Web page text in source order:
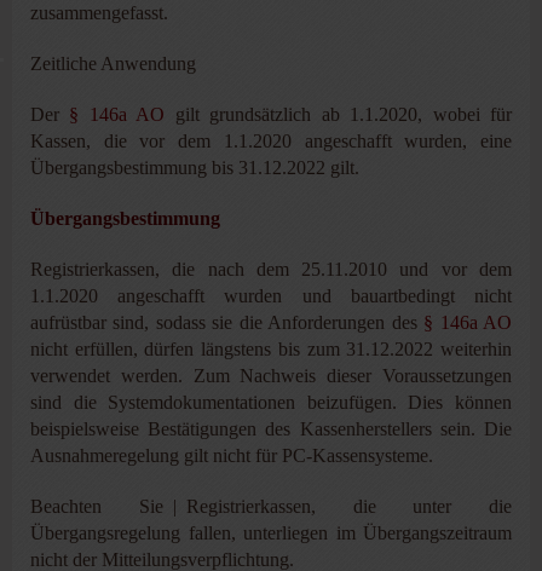
zusammengefasst.
Zeitliche Anwendung
Der § 146a AO gilt grundsätzlich ab 1.1.2020, wobei für
Kassen, die vor dem 1.1.2020 angeschafft wurden, eine
Übergangsbestimmung bis 31.12.2022 gilt.
Übergangsbestimmung
Registrierkassen, die nach dem 25.11.2010 und vor dem
1.1.2020 angeschafft wurden und bauartbedingt nicht
aufrüstbar sind, sodass sie die Anforderungen des § 146a AO
nicht erfüllen, dürfen längstens bis zum 31.12.2022 weiterhin
verwendet werden. Zum Nachweis dieser Voraussetzungen
sind die Systemdokumentationen beizufügen. Dies können
beispielsweise Bestätigungen des Kassenherstellers sein. Die
Ausnahmeregelung gilt nicht für PC-Kassensysteme.
Beachten Sie | Registrierkassen, die unter die
Übergangsregelung fallen, unterliegen im Übergangszeitraum
nicht der Mitteilungsverpflichtung.